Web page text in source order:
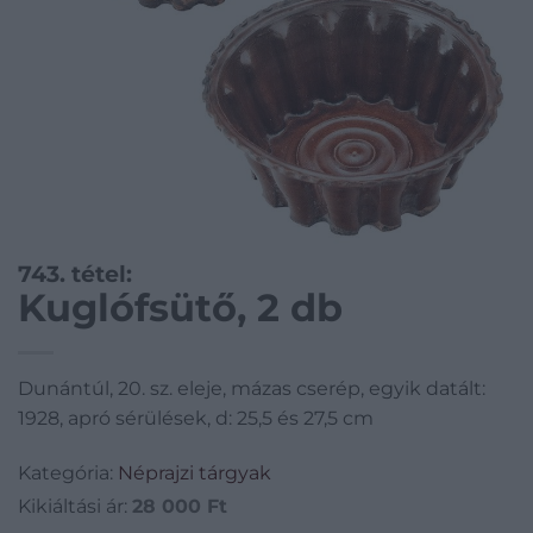
743. tétel:
Kuglófsütő, 2 db
Dunántúl, 20. sz. eleje, mázas cserép, egyik datált:
1928, apró sérülések, d: 25,5 és 27,5 cm
Kategória: Néprajzi tárgyak
Kikiáltási ár: 28 000 Ft